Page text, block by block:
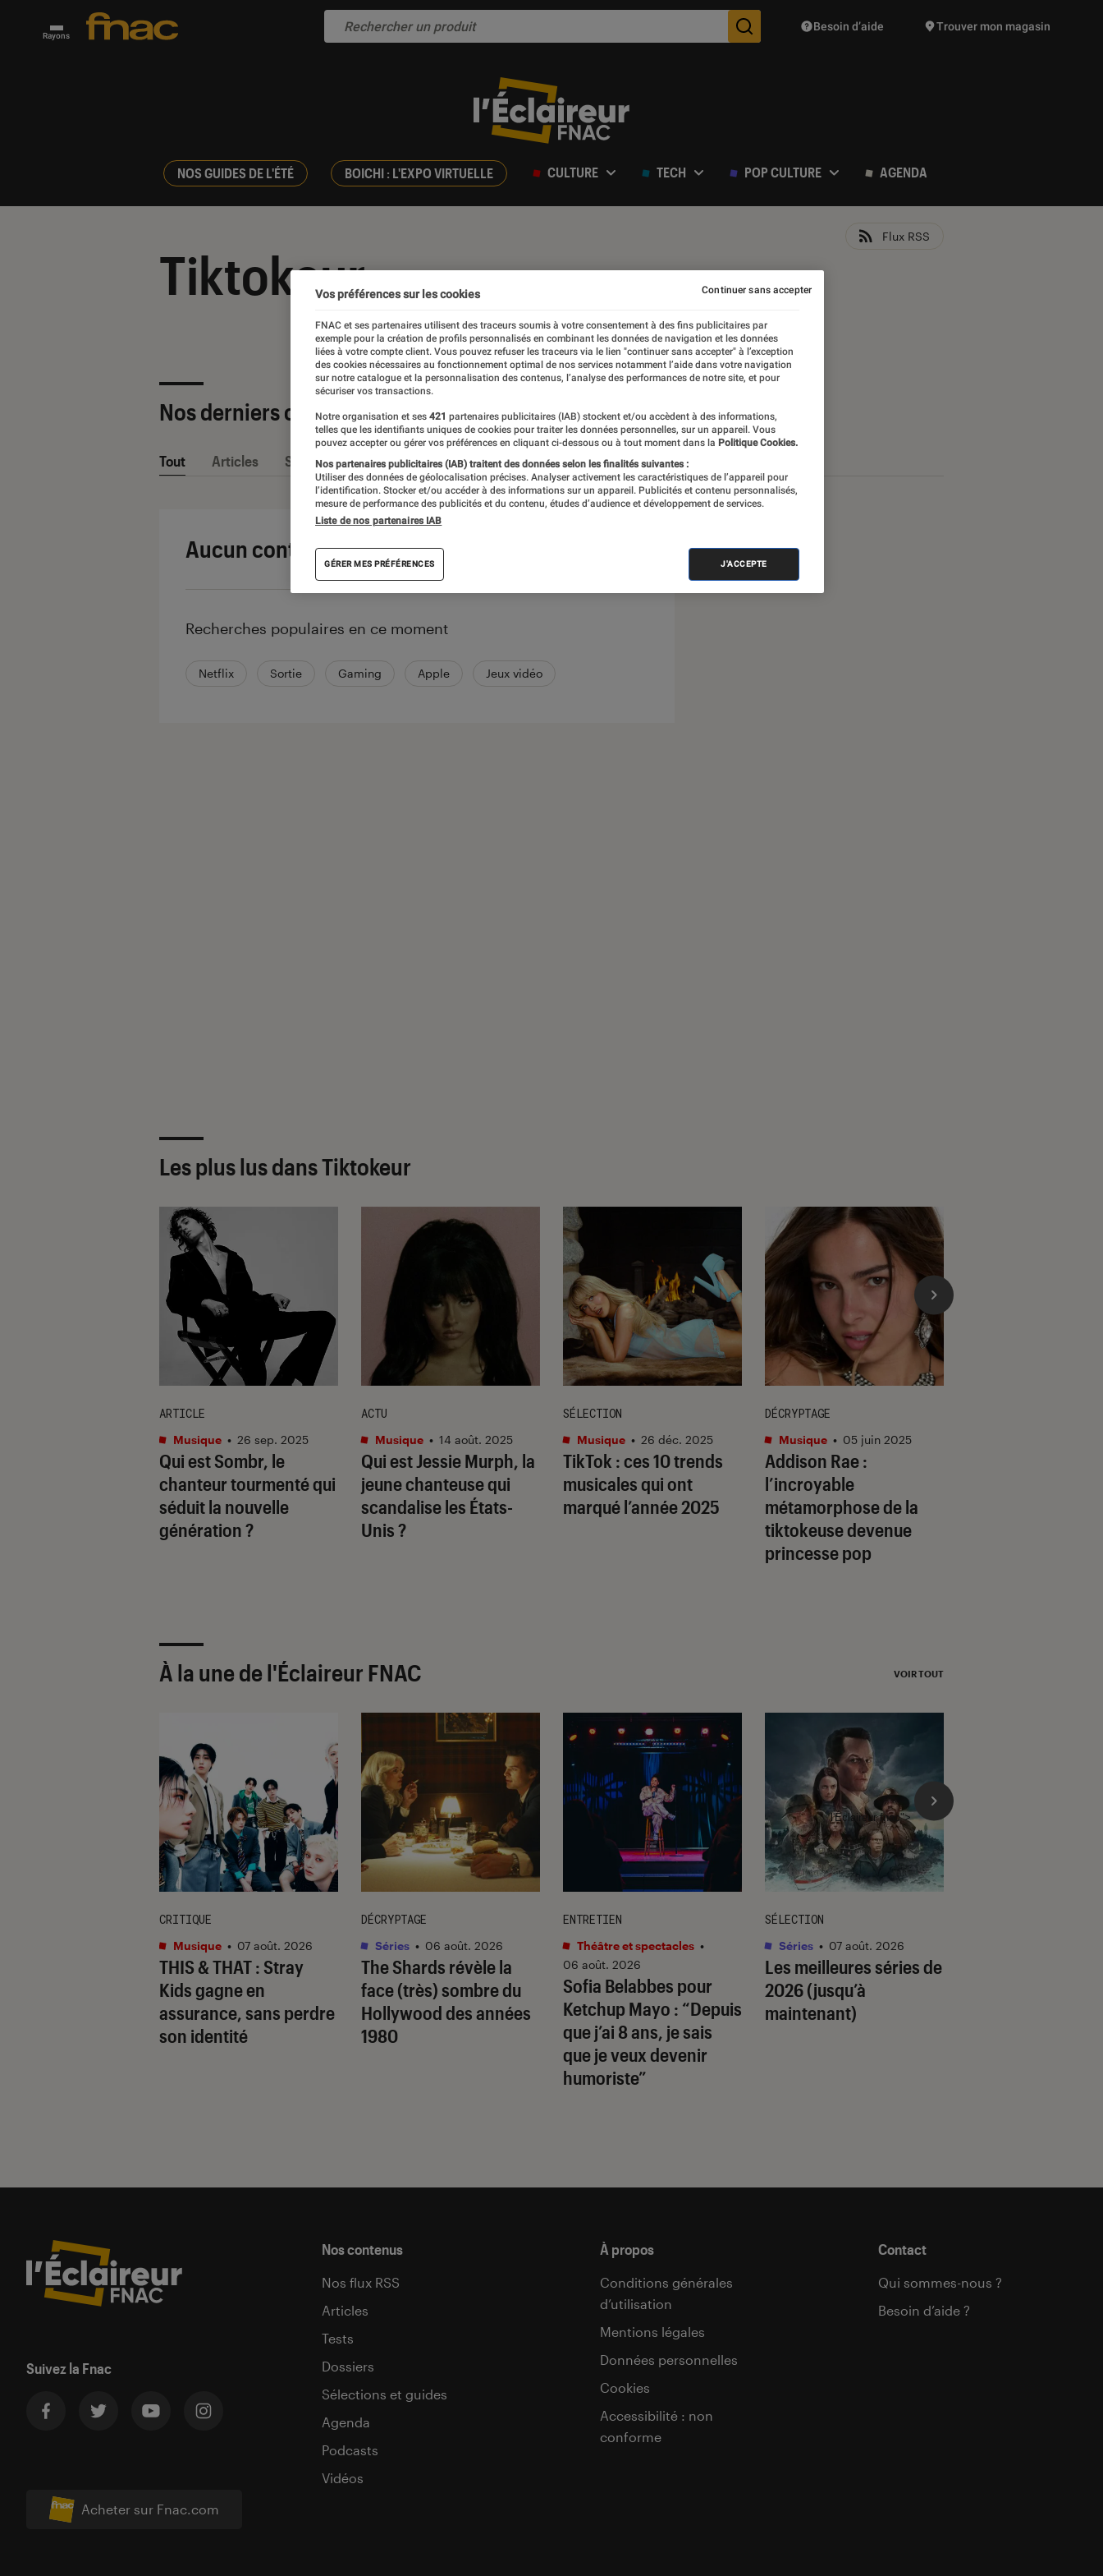
Rayons Des suggestions de produits vont vous être proposées
Besoin d’aide Trouver mon magasin
NOS GUIDES DE L'ÉTÉ BOICHI : L'EXPO VIRTUELLE CULTURE TECH POP CULTURE AGENDA
Tiktokeur
Flux RSS
Nos derniers contenus
Tout Articles Sélections et guides
Aucun contenu ne correspond à votre recherche
Recherches populaires en ce moment
Netflix Sortie Gaming Apple Jeux vidéo
Les plus lus dans Tiktokeur
Qui est Sombr, le
chanteur tourmenté qui
séduit la nouvelle
génération ?
ARTICLE
Musique • 26 sep. 2025
Qui est Jessie Murph, la
jeune chanteuse qui
scandalise les États-
Unis ?
ACTU
Musique • 14 août. 2025
TikTok : ces 10 trends
musicales qui ont
marqué l’année 2025
SÉLECTION
Musique • 26 déc. 2025
Addison Rae :
l’incroyable
métamorphose de la
tiktokeuse devenue
princesse pop
DÉCRYPTAGE
Musique • 05 juin 2025
À la une de l'Éclaireur FNAC VOIR TOUT
THIS & THAT: Stray
Kids gagne en
assurance, sans perdre
son identité
CRITIQUE
Musique • 07 août. 2026
The Shards révèle la
face (très) sombre du
Hollywood des années
1980
DÉCRYPTAGE
Séries • 06 août. 2026
Sofia Belabbes pour
Ketchup Mayo : “Depuis
que j’ai 8 ans, je sais
que je veux devenir
humoriste”
ENTRETIEN
Théâtre et spectacles •
06 août. 2026
Les meilleures séries de
2026 (jusqu’à
maintenant)
SÉLECTION
Séries • 07 août. 2026
l'Éclaireur fnac">
Suivez la Fnac
Acheter sur Fnac.com
Nos contenus
Nos flux RSS
Articles
Tests
Dossiers
Sélections et guides
Agenda
Podcasts
Vidéos
À propos
Conditions générales
d’utilisation
Mentions légales
Données personnelles
Cookies
Accessibilité : non
conforme
Contact
Qui sommes-nous ?
Besoin d’aide ?
Vos préférences sur les cookies
FNAC et ses partenaires utilisent des traceurs soumis à votre consentement à des fins publicitaires par
exemple pour la création de profils personnalisés en combinant les données de navigation et les données
liées à votre compte client. Vous pouvez refuser les traceurs via le lien "continuer sans accepter" à l’exception
des cookies nécessaires au fonctionnement optimal de nos services notamment l’aide dans votre navigation
sur notre catalogue et la personnalisation des contenus, l’analyse des performances de notre site, et pour
sécuriser vos transactions.
Notre organisation et ses 421 partenaires publicitaires (IAB) stockent et/ou accèdent à des informations,
telles que les identifiants uniques de cookies pour traiter les données personnelles, sur un appareil. Vous
pouvez accepter ou gérer vos préférences en cliquant ci-dessous ou à tout moment dans la Politique Cookies.
Nos partenaires publicitaires (IAB) traitent des données selon les finalités suivantes :
Utiliser des données de géolocalisation précises. Analyser activement les caractéristiques de l’appareil pour
l’identification. Stocker et/ou accéder à des informations sur un appareil. Publicités et contenu personnalisés,
mesure de performance des publicités et du contenu, études d’audience et développement de services.
Liste de nos partenaires IAB
GÉRER MES PRÉFÉRENCES J'ACCEPTE
Continuer sans accepter